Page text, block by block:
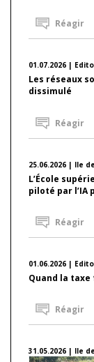
Réagir
01.07.2026 | Edito
Les réseaux
dissimulé
Réagir
25.06.2026 | Ile
L’École
piloté par
Réagir
01.06.2026 | Edito
Quand la
Réagir
31.05.2026 | Ile